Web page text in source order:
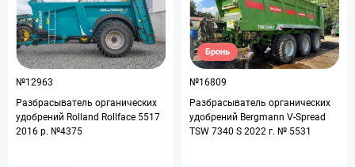
№12963
Разбрасыватель органических
удобрений Rolland Rollface 5517
2016 р. №4375
Бронь
№16809
Разбрасыватель органических
удобрений Bergmann V-Spread
TSW 7340 S 2022 г. № 5531